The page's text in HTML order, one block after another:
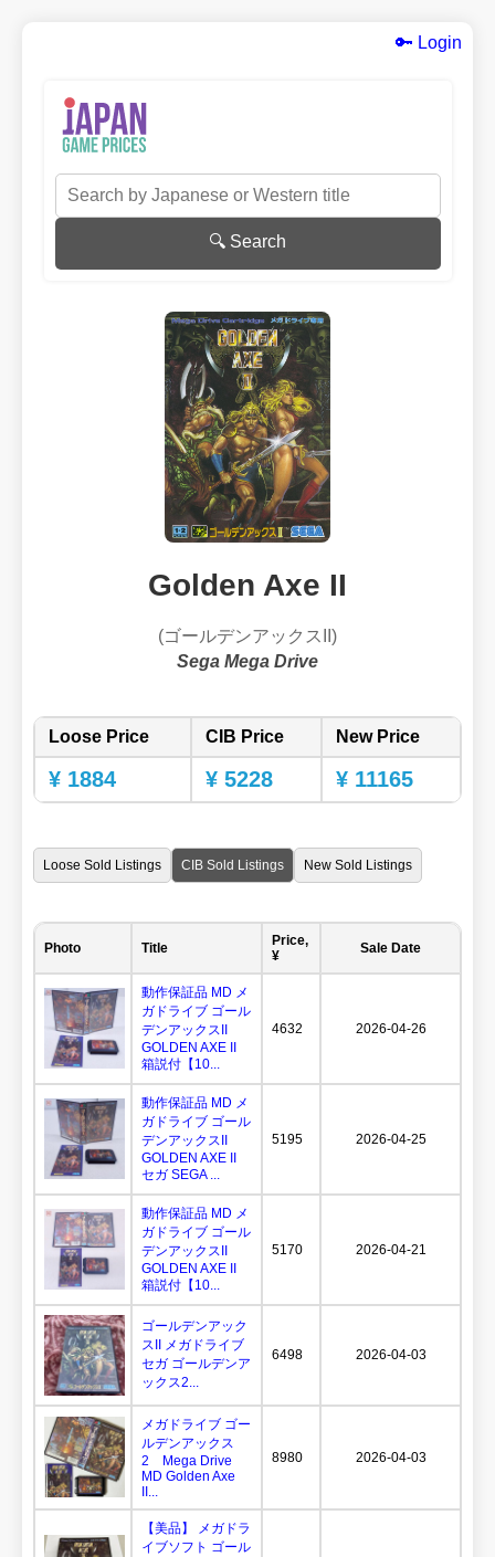
🔑 Login
🔍 Search
Golden Axe II
(ゴールデンアックスII)
Sega Mega Drive
Loose Price CIB Price New Price
¥ 1884 ¥ 5228 ¥ 11165
Loose Sold Listings CIB Sold Listings New Sold Listings
Photo Title
Price,
¥
Sale Date
動作保証品 MD メ
ガドライブ ゴール
デンアックスII
GOLDEN AXE II
箱説付【10...
4632 2026-04-26
動作保証品 MD メ
ガドライブ ゴール
デンアックスII
GOLDEN AXE II
セガ SEGA ...
5195 2026-04-25
動作保証品 MD メ
ガドライブ ゴール
デンアックスII
GOLDEN AXE II
箱説付【10...
5170 2026-04-21
ゴールデンアック
スII メガドライブ
セガ ゴールデンア
ックス2...
6498 2026-04-03
メガドライブ ゴー
ルデンアックス
2 Mega Drive
MD Golden Axe
II...
8980 2026-04-03
【美品】 メガドラ
イブソフト ゴール